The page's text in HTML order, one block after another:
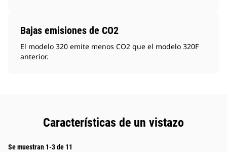
Bajas emisiones de CO2
El modelo 320 emite menos CO2 que el modelo 320F
anterior.
Características de un vistazo
Se muestran 1-3 de 11